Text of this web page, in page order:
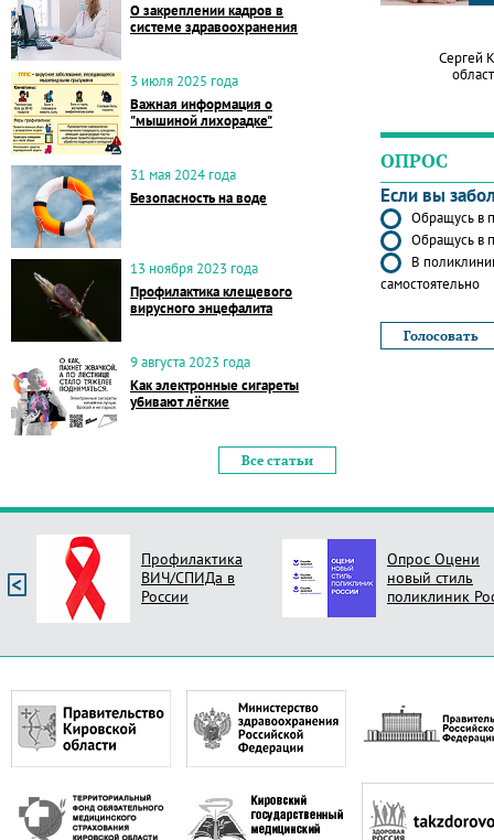
О закреплении кадров в
системе здравоохранения
3 июля 2025 года
Важная информация о
"мышиной лихорадке"
31 мая 2024 года
Безопасность на воде
13 ноября 2023 года
Профилактика клещевого
вирусного энцефалита
9 августа 2023 года
Как электронные сигареты
убивают лёгкие
Все статьи
Сергей
ОПРОС
Если вы
Обращусь в
Обращусь в
В
самостоятельно
Профилактика
ВИЧ/СПИДа в
России
Опрос Оцени
новый стиль
поликлиник